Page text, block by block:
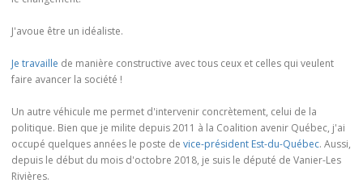
J'avoue être un idéaliste.
Je travaille de manière constructive avec tous ceux et celles qui veulent
faire avancer la société !
Un autre véhicule me permet d'intervenir concrètement, celui de la
politique. Bien que je milite depuis 2011 à la Coalition avenir Québec, j'ai
occupé quelques années le poste de vice-président Est-du-Québec. Aussi,
depuis le début du mois d'octobre 2018, je suis le député de Vanier-Les
Rivières.